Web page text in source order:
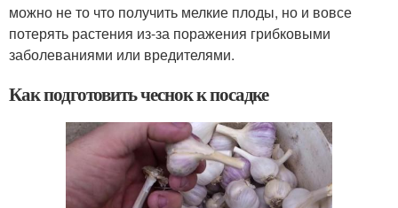
можно не то что получить мелкие плоды, но и вовсе
потерять растения из-за поражения грибковыми
заболеваниями или вредителями.
Как подготовить чеснок к посадке